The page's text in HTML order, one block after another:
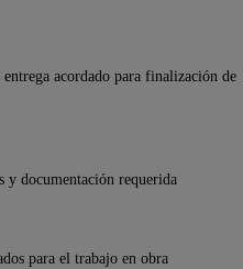
acordado para finalización de
documentación requerida
para el trabajo en obra